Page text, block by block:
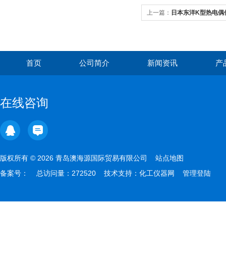
上一篇： 日本东洋K型热电
首页 公司简介 新闻资讯 产
在线咨询
版权所有 © 2026 青岛澳海源国际贸易有限公司 站点地图
备案号：
总访问量：272520 技术支持： 化工仪器网 管理登陆